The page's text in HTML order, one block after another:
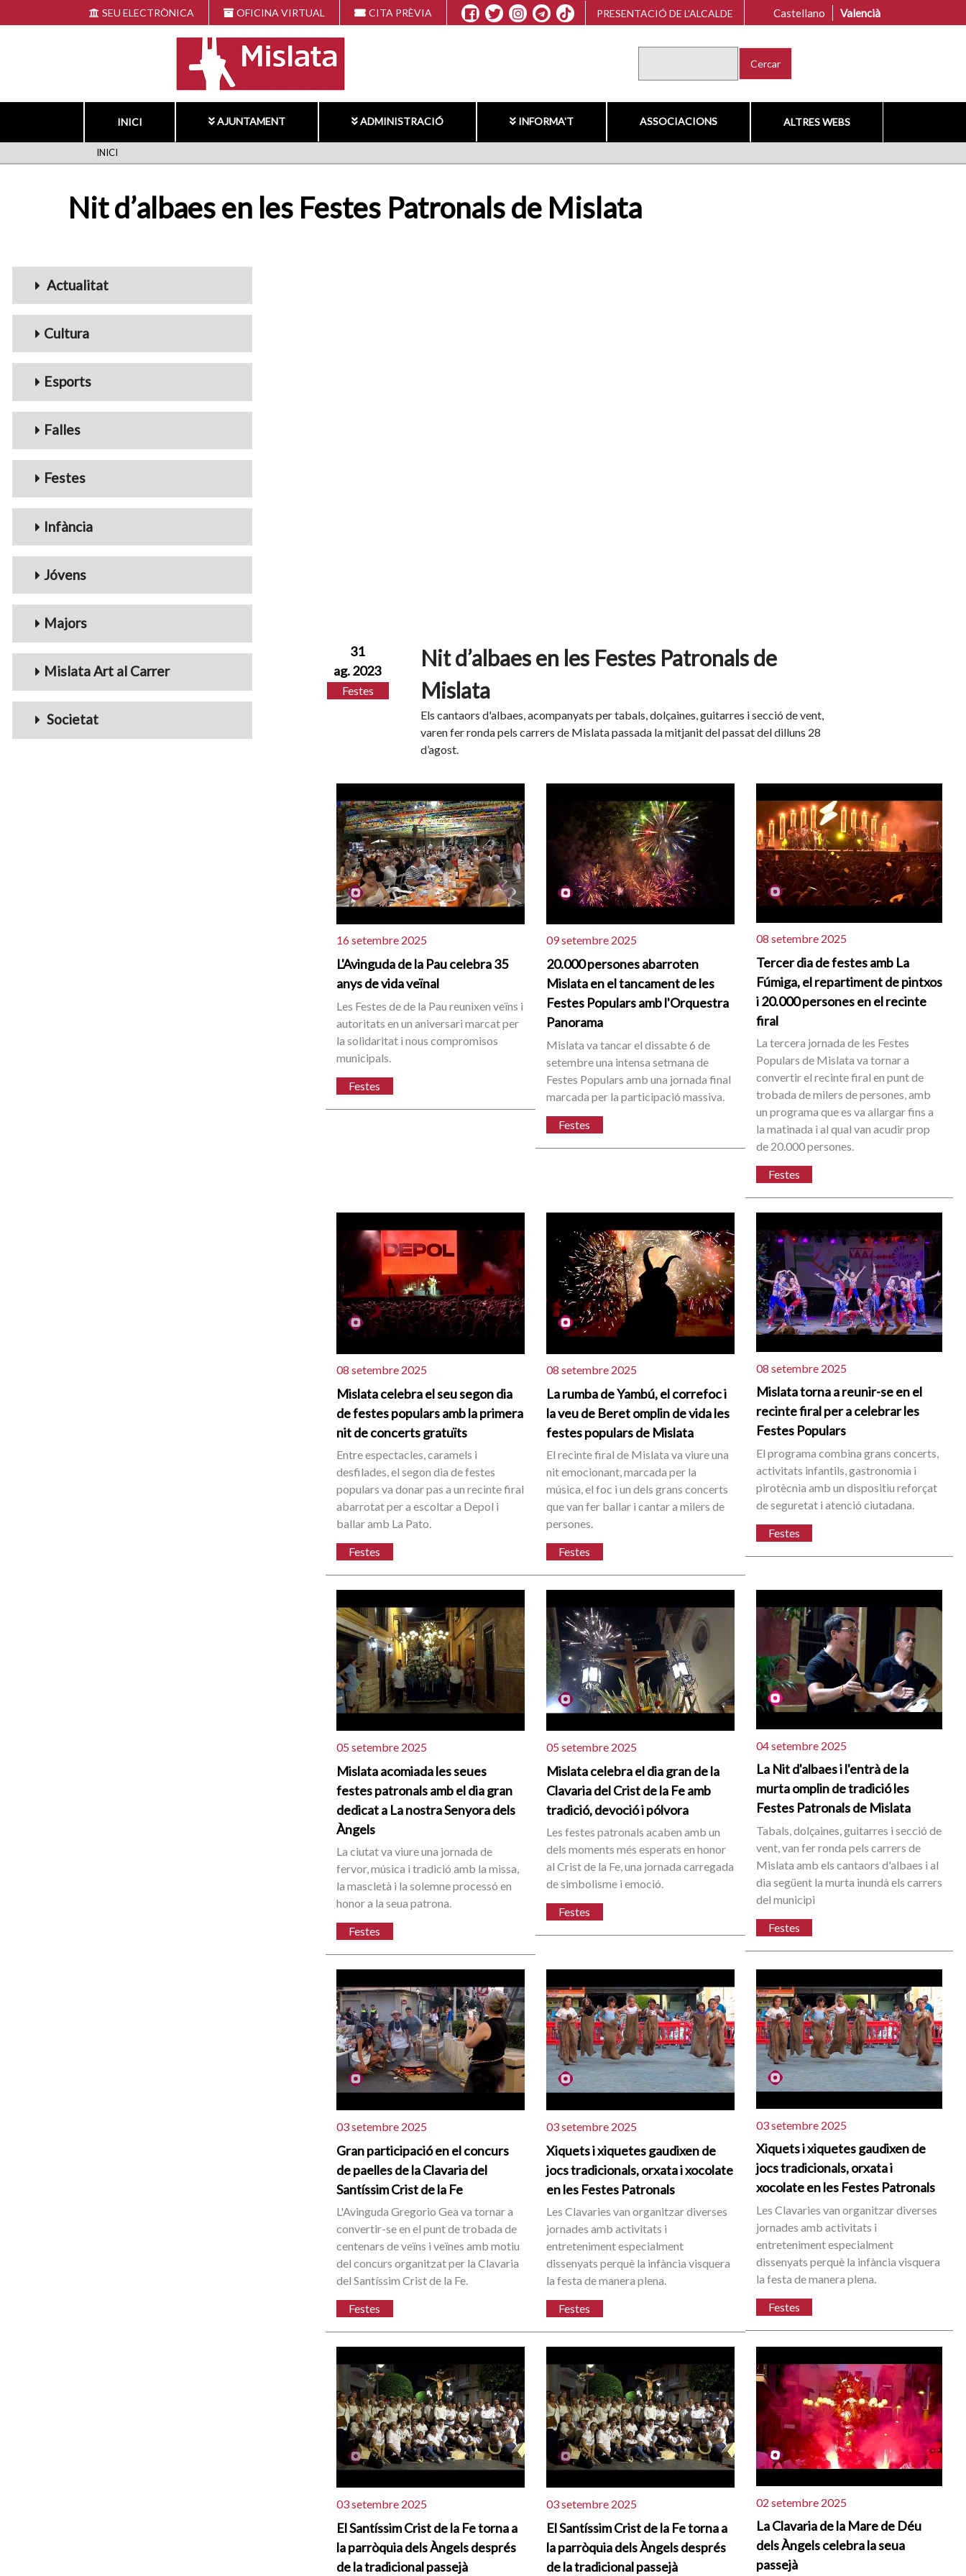
al
SEU ELECTRÒNICA OFICINA VIRTUAL CITA PRÈVIA PRESENTACIÓ DE L'ALCALDE Castellano Valencià
INICI AJUNTAMENT ADMINISTRACIÓ INFORMA'T ASSOCIACIONS ALTRES WEBS
FIL
D'ARIADNA
INICI
Nit d’albaes en les Festes Patronals de Mislata
Menu_Videos
Actualitat
Cultura
Esports
Falles
Festes
Infància
Jóvens
Majors
Mislata Art al Carrer
Societat
31
ag. 2023
Festes
Nit d’albaes en les Festes Patronals de
Mislata
Els cantaors d'albaes, acompanyats per tabals, dolçaines, guitarres i secció de vent,
varen fer ronda pels carrers de Mislata passada la mitjanit del passat del dilluns 28
d’agost.
16 setembre 2025
L'Avinguda de la Pau celebra 35
anys de vida veïnal
Les Festes de de la Pau reunixen veïns i
autoritats en un aniversari marcat per
la solidaritat i nous compromisos
municipals.
Festes
09 setembre 2025
20.000 persones abarroten
Mislata en el tancament de les
Festes Populars amb l'Orquestra
Panorama
Mislata va tancar el dissabte 6 de
setembre una intensa setmana de
Festes Populars amb una jornada final
marcada per la participació massiva.
Festes
08 setembre 2025
Tercer dia de festes amb La
Fúmiga, el repartiment de pintxos
i 20.000 persones en el recinte
firal
La tercera jornada de les Festes
Populars de Mislata va tornar a
convertir el recinte firal en punt de
trobada de milers de persones, amb
un programa que es va allargar fins a
la matinada i al qual van acudir prop
de 20.000 persones.
Festes
08 setembre 2025
Mislata celebra el seu segon dia
de festes populars amb la primera
nit de concerts gratuïts
Entre espectacles, caramels i
desfilades, el segon dia de festes
populars va donar pas a un recinte firal
abarrotat per a escoltar a Depol i
ballar amb La Pato.
Festes
08 setembre 2025
La rumba de Yambú, el correfoc i
la veu de Beret omplin de vida les
festes populars de Mislata
El recinte firal de Mislata va viure una
nit emocionant, marcada per la
música, el foc i un dels grans concerts
que van fer ballar i cantar a milers de
persones.
Festes
08 setembre 2025
Mislata torna a reunir-se en el
recinte firal per a celebrar les
Festes Populars
El programa combina grans concerts,
activitats infantils, gastronomia i
pirotècnia amb un dispositiu reforçat
de seguretat i atenció ciutadana.
Festes
05 setembre 2025
Mislata acomiada les seues
festes patronals amb el dia gran
dedicat a La nostra Senyora dels
Àngels
La ciutat va viure una jornada de
fervor, música i tradició amb la missa,
la mascletà i la solemne processó en
honor a la seua patrona.
Festes
05 setembre 2025
Mislata celebra el dia gran de la
Clavaria del Crist de la Fe amb
tradició, devoció i pólvora
Les festes patronals acaben amb un
dels moments més esperats en honor
al Crist de la Fe, una jornada carregada
de simbolisme i emoció.
Festes
04 setembre 2025
La Nit d'albaes i l'entrà de la
murta omplin de tradició les
Festes Patronals de Mislata
Tabals, dolçaines, guitarres i secció de
vent, van fer ronda pels carrers de
Mislata amb els cantaors d'albaes i al
dia següent la murta inundà els carrers
del municipi
Festes
03 setembre 2025
Gran participació en el concurs
de paelles de la Clavaria del
Santíssim Crist de la Fe
L'Avinguda Gregorio Gea va tornar a
convertir-se en el punt de trobada de
centenars de veïns i veïnes amb motiu
del concurs organitzat per la Clavaria
del Santíssim Crist de la Fe.
Festes
03 setembre 2025
Xiquets i xiquetes gaudixen de
jocs tradicionals, orxata i xocolate
en les Festes Patronals
Les Clavaries van organitzar diverses
jornades amb activitats i
entreteniment especialment
dissenyats perquè la infància visquera
la festa de manera plena.
Festes
03 setembre 2025
Xiquets i xiquetes gaudixen de
jocs tradicionals, orxata i
xocolate en les Festes Patronals
Les Clavaries van organitzar diverses
jornades amb activitats i
entreteniment especialment
dissenyats perquè la infància visquera
la festa de manera plena.
Festes
03 setembre 2025
El Santíssim Crist de la Fe torna a
la parròquia dels Àngels després
de la tradicional passejà
03 setembre 2025
El Santíssim Crist de la Fe torna a
la parròquia dels Àngels després
de la tradicional passejà
02 setembre 2025
La Clavaria de la Mare de Déu
dels Àngels celebra la seua
passejà